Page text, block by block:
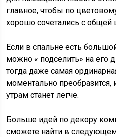
главное, чтобы по
хорошо сочетались с
Если в спальне есть
можно « подселить» на его
тогда даже самая
моментально
утрам станет легче.
Больше идей по декору
сможете найти в